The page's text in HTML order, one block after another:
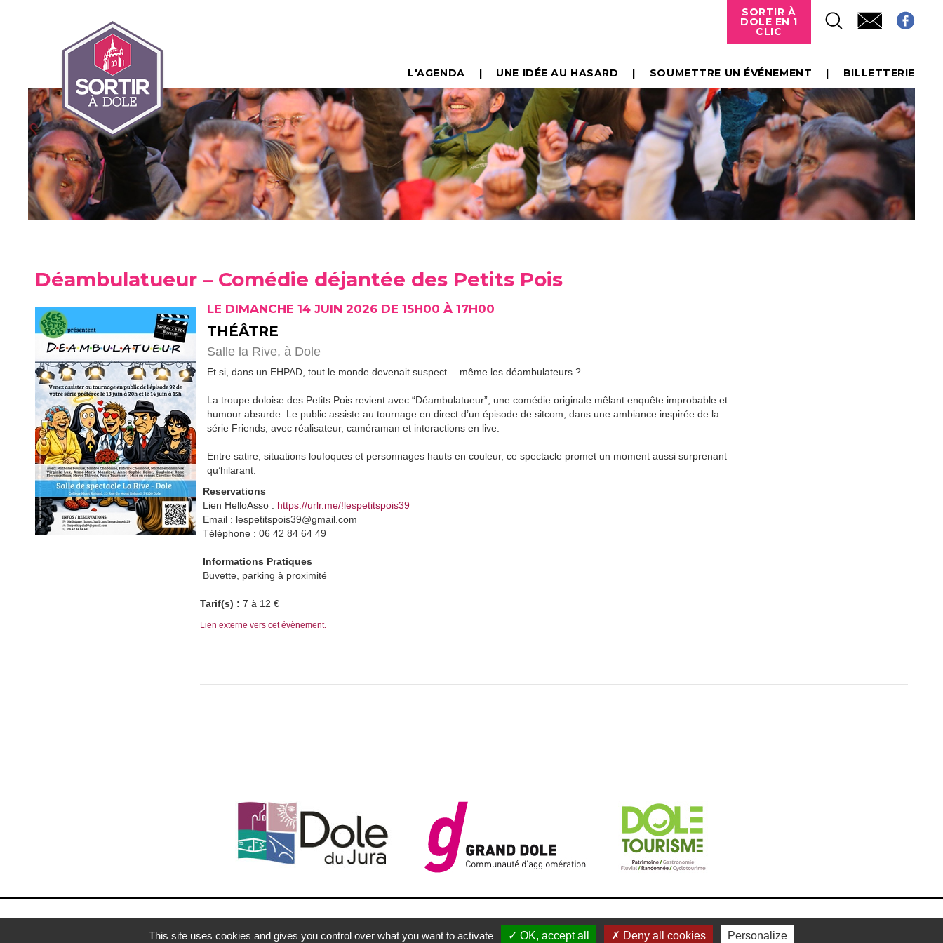
SORTIR À
DOLE EN 1
CLIC
L'AGENDA UNE IDÉE AU HASARD SOUMETTRE UN ÉVÉNEMENT BILLETTERIE
Déambulatueur – Comédie déjantée des Petits Pois
LE DIMANCHE 14 JUIN 2026 DE 15H00 À 17H00
THÉÂTRE
Salle la Rive, à Dole
Et si, dans un EHPAD, tout le monde devenait suspect… même les déambulateurs ?
La troupe doloise des Petits Pois revient avec “Déambulatueur”, une comédie originale mêlant enquête improbable et
humour absurde. Le public assiste au tournage en direct d’un épisode de sitcom, dans une ambiance inspirée de la
série Friends, avec réalisateur, caméraman et interactions en live.
Entre satire, situations loufoques et personnages hauts en couleur, ce spectacle promet un moment aussi surprenant
qu’hilarant.
Reservations
Lien HelloAsso : https://urlr.me/!lespetitspois39
Email : lespetitspois39@gmail.com
Téléphone : 06 42 84 64 49
Informations Pratiques
Buvette, parking à proximité
Tarif(s) : 7 à 12 €
Lien externe vers cet évènement.
CONTACTEZ-NOUS RÉALISATION KOREDGE
This site uses cookies and gives you control over what you want to activate OK, accept all Deny all cookies Personalize